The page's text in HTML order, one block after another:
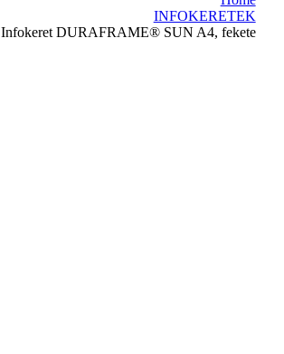
INFOKERETEK
Infokeret DURAFRAME® SUN A4, fekete